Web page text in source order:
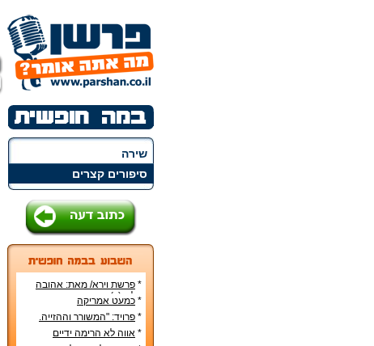
שירה
סיפורים קצרים
* פרשת וירא/ מאת: אהובה
קליין (c)
* כמעט אמריקה
* פרויד: "המשורר וההזייה.
מעשה היצירה בראי
הפסיכואנליזה".
* אווה לא הרימה ידיים